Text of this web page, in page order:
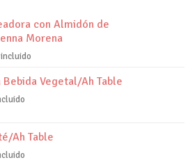
con Almidón de
Morena
Vegetal/Ah Table
Ah Table